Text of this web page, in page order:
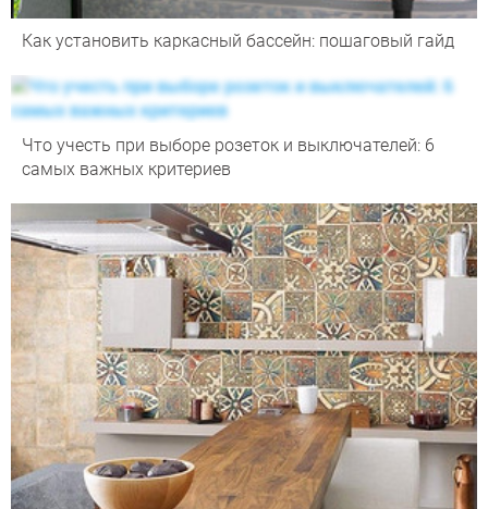
Как установить каркасный бассейн: пошаговый гайд
Что учесть при выборе розеток и выключателей: 6
самых важных критериев